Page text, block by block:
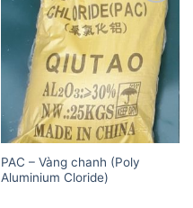
Add to
wishlist
PAC – Vàng chanh (Poly
Aluminium Cloride)